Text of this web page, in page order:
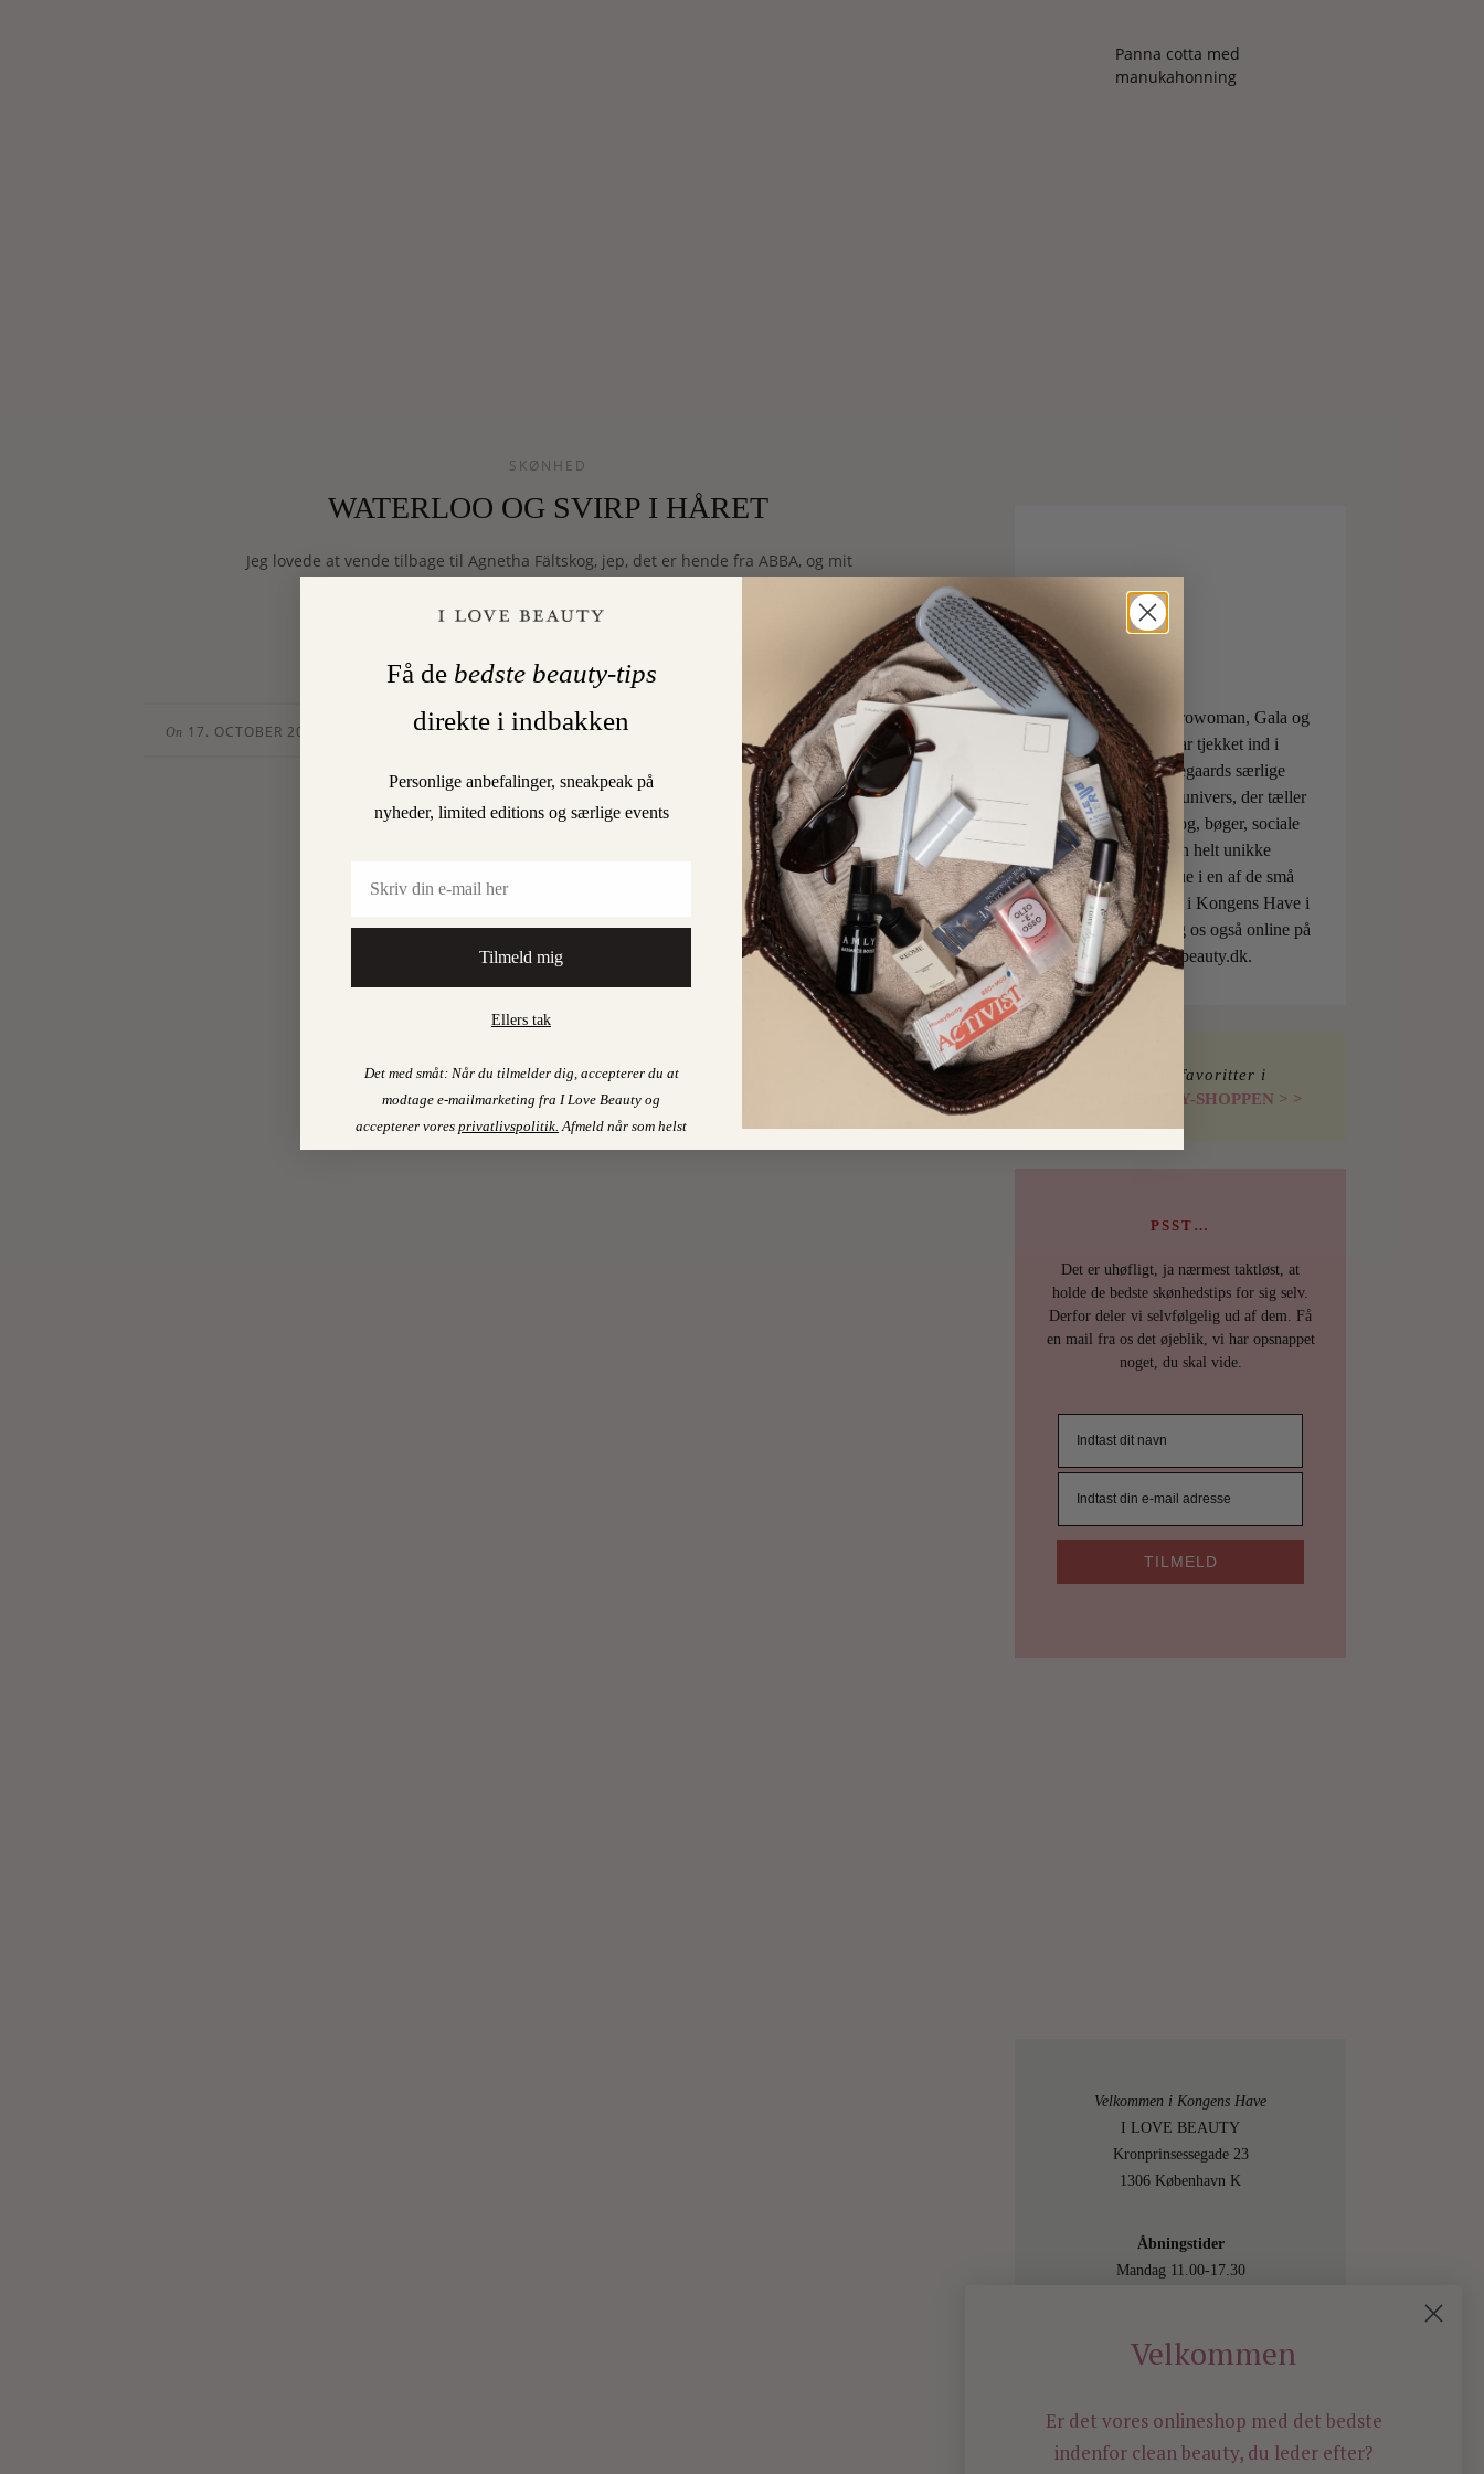
SKØNHED
WATERLOO OG SVIRP I HÅRET
Jeg lovede at vende tilbage til Agnetha Fältskog, jep, det er hende fra ABBA, og mit
On 17. OCTOBER 2011 CHARLOTTE TORPEGAARD 2
INDRØMMET, JEG HAR
VÆRET PÅ FERIE
… i to uger, i et fantastisk hus på Mallorca, uden
internet, uden telefon og uden tv. Til…
On 10. OCTOBER 2011 2
Panna cotta med
manukahonning
ELLE, Vogue, Eurowoman, Gala og
Aftonbladet har tjekket ind i
Charlotte Torpegaards særlige
ILOVEBEAUTYunivers, der tæller
både skønhedsblog, bøger, sociale
medier og den helt unikke
skønhedsboutique i en af de små
berømte pavilloner i Kongens Have i
København. Besøg os også online på
shop.ilovebeauty.dk.
Find mine favoritter i
I LOVE BEAUTY-SHOPPEN > >
PSST…
Det er uhøfligt, ja nærmest taktløst, at
holde de bedste skønhedstips for sig selv.
Derfor deler vi selvfølgelig ud af dem. Få
en mail fra os det øjeblik, vi har opsnappet
noget, du skal vide.
TILMELD
Velkommen i Kongens Have
I LOVE BEAUTY
Kronprinsessegade 23
1306 København K
Åbningstider
Mandag 11.00-17.30
Torsdag 11.00-17.30
Besøg os også online på
shop.ilovebeauty.dk
Velkommen
Er det vores onlineshop med det bedste
indenfor clean beauty, du leder efter?
Få de bedste beauty-tips
direkte i indbakken
Personlige anbefalinger, sneakpeak på
nyheder, limited editions og særlige events
Tilmeld mig
Ellers tak
Det med småt: Når du tilmelder dig, accepterer du at
modtage e-mailmarketing fra I Love Beauty og
accepterer vores privatlivspolitik. Afmeld når som helst